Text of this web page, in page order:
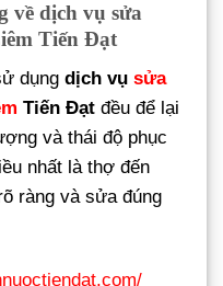
về dịch vụ sửa
Tiến Đạt
dụng dịch vụ sửa
Tiến Đạt đều để lại
và thái độ phục
nhất là thợ đến
ràng và sửa đúng